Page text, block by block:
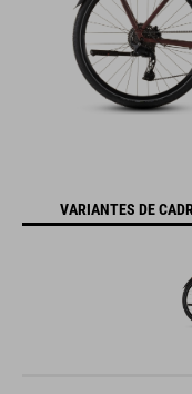
VARIANTES DE